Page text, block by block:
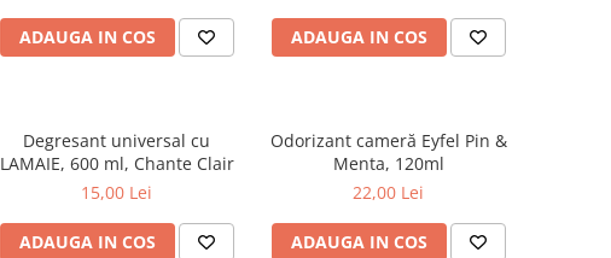
ADAUGA IN COS ADAUGA IN COS
Degresant universal cu
LAMAIE, 600 ml, Chante Clair
15,00 Lei
ADAUGA IN COS
Odorizant cameră Eyfel Pin &
Menta, 120ml
22,00 Lei
ADAUGA IN COS